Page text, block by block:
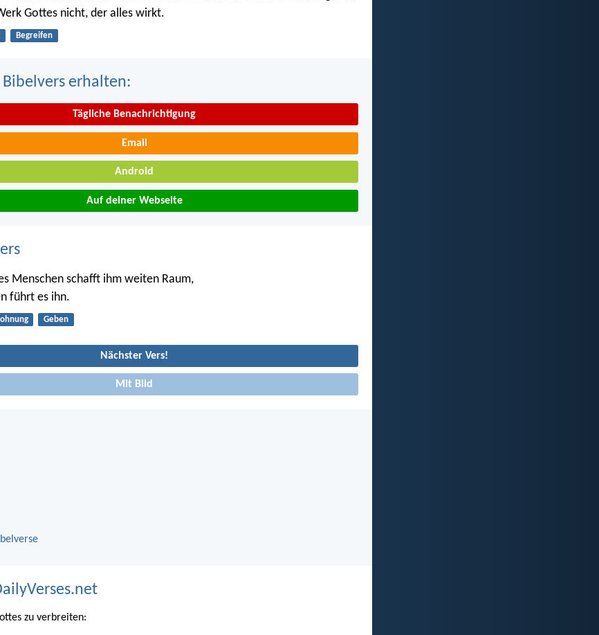
Gottes nicht, der alles wirkt.
Begreifen
erhalten:
Tägliche Benachrichtigung
Email
Android
Auf deiner Webseite
Menschen schafft ihm weiten Raum,
führt es ihn.
Geben
Nächster Vers!
Mit Bild
zu verbreiten: